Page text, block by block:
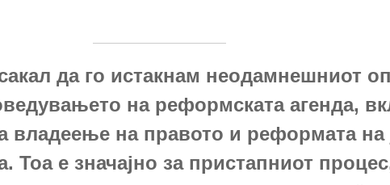
да го истакнам неодамнешниот
на реформската агенда,
владеење на правото и реформата на
Тоа е значајно за пристапниот